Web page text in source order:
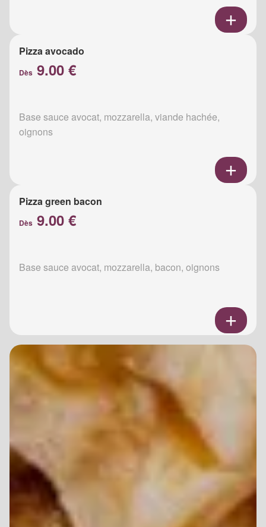
Pizza avocado
Dès 9.00 €
Base sauce avocat, mozzarella, viande hachée,
oignons
Pizza green bacon
Dès 9.00 €
Base sauce avocat, mozzarella, bacon, oignons